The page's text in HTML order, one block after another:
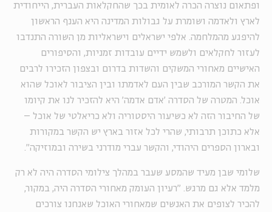
ופתאום נוצרה הכרה לאומית בכך שהחקלאות העברית, הייחודית
לארץ ולאדמה ושומרת על גבולות המדינה היא הענף הראשון
להיפגע מהמלחמה. אלפי ישראלים וישראליות מן השורה התנדבו
לעזור לחקלאים ולשמש ידיים עובדות זמניות, והסיפורים
האישיים מאחורי המשקים והשדות בדרום ובצפון הזכירו לרבים
את הקשר המורכב שבין העם לאדמתו ובין הציבור לאוכל שהוא
אוכל. המטרה של הסדרה ׳אדם אדמה׳ היא להזכיר לנו את קיומו
של החיבור הזה לא כשיעור היסטוריה ולא כריאלטי של אוכל –
אלא כתוכן תרבותי, שהרי לכל אזור בארץ יש הקשר במקורות
ובארון הספרים היהודי, והקשר עברי מודרני בשירה ובמוזיקה".
שלומי שבן מעיד שהמסע שעבר במהלך צילומי הסדרה היה לא רק
מלמד אלא גם מרגש. "רעיון העומק מאחורי הסדרה היה, במקור,
להכיר לצופים את האנשים שמאחורי האוכל שאנחנו צורכים